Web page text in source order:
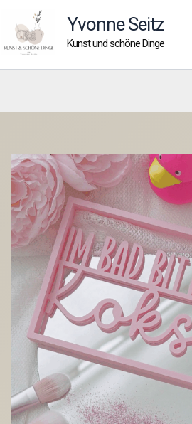
Inhalt
springen
Yvonne Seitz
Kunst und schöne Dinge